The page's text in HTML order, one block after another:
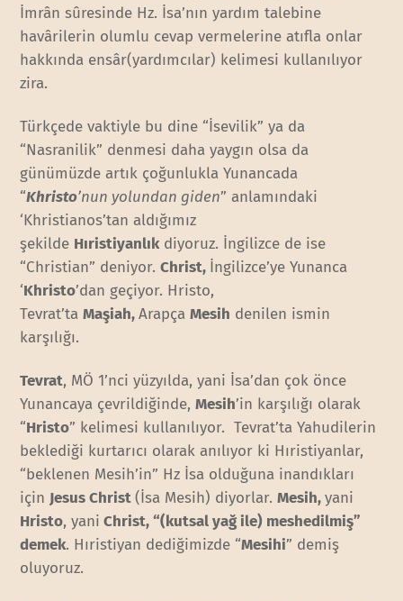
İmrân sûresinde Hz. İsa’nın yardım talebine
havârilerin olumlu cevap vermelerine atıfla onlar
hakkında ensâr(yardımcılar) kelimesi kullanılıyor
zira.
Türkçede vaktiyle bu dine “İsevilik” ya da
“Nasranilik” denmesi daha yaygın olsa da
günümüzde artık çoğunlukla Yunancada
“Khristo’nun yolundan giden” anlamındaki
‘Khristianos’tan aldığımız
şekilde Hıristiyanlıkdiyoruz. İngilizce de ise
“Christian” deniyor.Christ, İngilizce’ye Yunanca
‘Khristo’dan geçiyor. Hristo,
Tevrat’taMaşiah,ArapçaMesih denilen ismin
karşılığı.
Tevrat, MÖ 1’nci yüzyılda, yani İsa’dan çok önce
Yunancaya çevrildiğinde,Mesih’in karşılığı olarak
“Hristo” kelimesi kullanılıyor. Tevrat’ta Yahudilerin
beklediği kurtarıcı olarak anılıyor ki Hıristiyanlar,
“beklenen Mesih’in” Hz İsa olduğuna inandıkları
için Jesus Christ(İsa Mesih) diyorlar.Mesih,yani
Hristo, yani Christ, “(kutsal yağ ile) meshedilmiş”
demek. Hıristiyan dediğimizde “Mesihi” demiş
oluyoruz.